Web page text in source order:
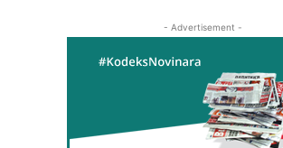
- Advertisement -